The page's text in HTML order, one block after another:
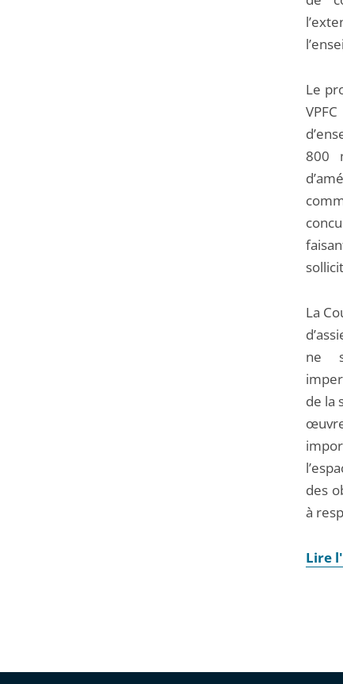
Le
800
La
ne
de la
des
à
Lire